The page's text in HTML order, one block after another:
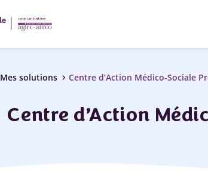
Mes solutions chevron_right Centre d’Action Médico-Sociale
Centre d’Action